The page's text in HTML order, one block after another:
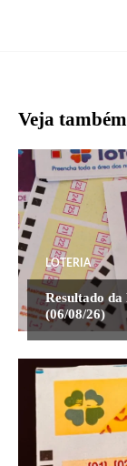
Veja também
LOTERIA
Resultado
(06/08/26)